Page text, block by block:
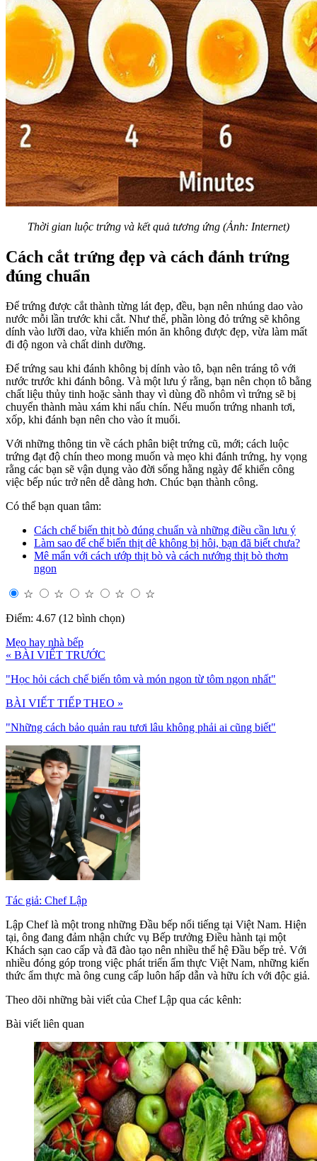
Thời gian luộc trứng và kết quả tương ứng (Ảnh: Internet)
Cách cắt trứng đẹp và cách đánh trứng
đúng chuẩn
Để trứng được cắt thành từng lát đẹp, đều, bạn nên nhúng dao vào
nước mỗi lần trước khi cắt. Như thế, phần lòng đỏ trứng sẽ không
dính vào lưỡi dao, vừa khiến món ăn không được đẹp, vừa làm mất
đi độ ngon và chất dinh dưỡng.
Để trứng sau khi đánh không bị dính vào tô, bạn nên tráng tô với
nước trước khi đánh bông. Và một lưu ý rằng, bạn nên chọn tô bằng
chất liệu thủy tinh hoặc sành thay vì dùng đồ nhôm vì trứng sẽ bị
chuyển thành màu xám khi nấu chín. Nếu muốn trứng nhanh tơi,
xốp, khi đánh bạn nên cho vào ít muối.
Với những thông tin về cách phân biệt trứng cũ, mới; cách luộc
trứng đạt độ chín theo mong muốn và mẹo khi đánh trứng, hy vọng
rằng các bạn sẽ vận dụng vào đời sống hằng ngày để khiến công
việc bếp núc trở nên dễ dàng hơn. Chúc bạn thành công.
Có thể bạn quan tâm:
Cách chế biến thịt bò đúng chuẩn và những điều cần lưu ý
Làm sao để chế biến thịt dê không bị hôi, bạn đã biết chưa?
Mê mẩn với cách ướp thịt bò và cách nướng thịt bò thơm
ngon
☆ ☆ ☆ ☆
☆
Điểm: 4.67 (12 bình chọn)
Mẹo hay nhà bếp
« BÀI VIẾT TRƯỚC
"Học hỏi cách chế biến tôm và món ngon từ tôm ngon nhất"
BÀI VIẾT TIẾP THEO »
"Những cách bảo quản rau tươi lâu không phải ai cũng biết"
Tác giả: Chef Lập
Lập Chef là một trong những Đầu bếp nổi tiếng tại Việt Nam. Hiện
tại, ông đang đảm nhận chức vụ Bếp trưởng Điều hành tại một
Khách sạn cao cấp và đã đào tạo nên nhiều thế hệ Đầu bếp trẻ. Với
nhiều đóng góp trong việc phát triển ẩm thực Việt Nam, những kiến
thức ẩm thực mà ông cung cấp luôn hấp dẫn và hữu ích với độc giả.
Theo dõi những bài viết của Chef Lập qua các kênh:
Bài viết liên quan